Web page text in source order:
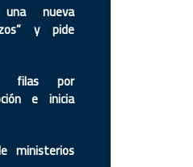
nueva
y pide
filas por
e inicia
ministerios